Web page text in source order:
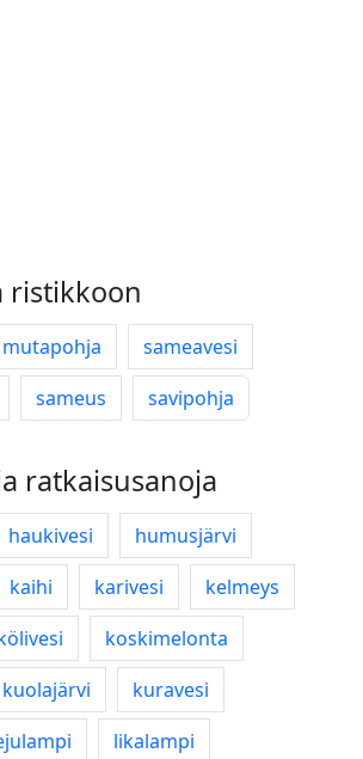
ristikkoon
mutapohja
sameavesi
sameus savipohja
ratkaisusanoja
haukivesi
humusjärvi
kaihi karivesi
kelmeys
koskimelonta
kuolajärvi
kuravesi
likalampi